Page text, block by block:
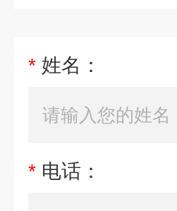
* 姓名：
* 电话：